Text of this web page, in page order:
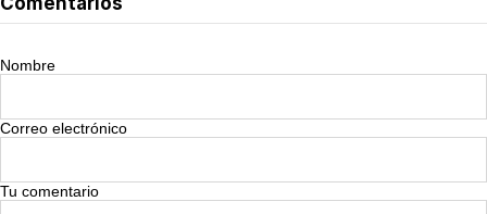
Nombre
Correo electrónico
Tu comentario